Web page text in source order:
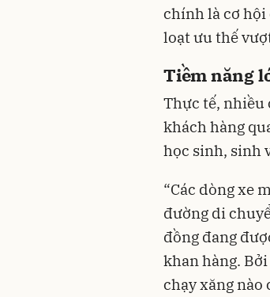
chính là cơ hội
loạt ưu thế
Tiềm năng
Thực tế, nhiều
khách hàng
học sinh, sinh
“Các dòng xe
đường di
đồng đang
khan hàng.
chạy xăng nào